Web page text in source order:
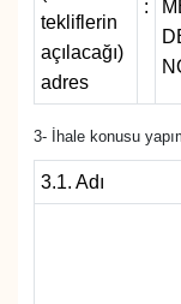
tekliflerin
açılacağı)
adres
:
3- İhale konusu
3.1. Adı